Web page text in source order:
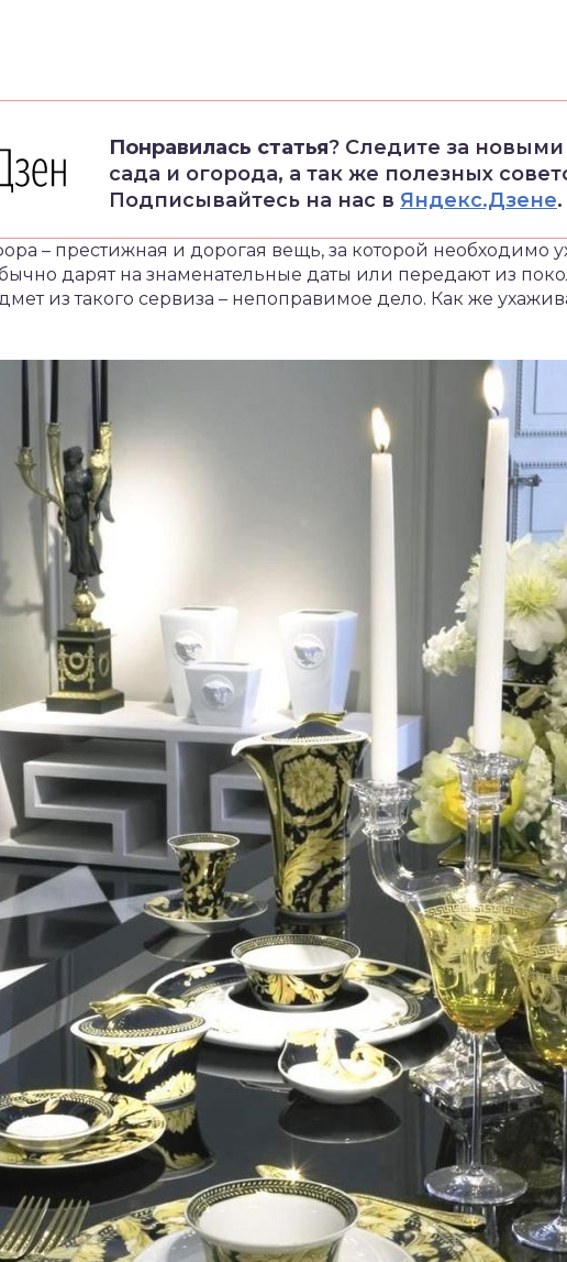
Понравилась статья? Следите за
сада и огорода, а так же полезных
Подписывайтесь на нас в Яндекс.Дзене.
– престижная и дорогая вещь, за которой необходимо
дарят на знаменательные даты или передают из
из такого сервиза – непоправимое дело. Как же